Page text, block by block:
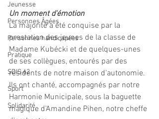
Jeunesse
Personnes Âgées
Personnes handicapées
Pratique
SDIS 62
Sport
Solidarité
Un moment d'émotion
La majorité a été conquise par la
prestation des jeunes de la classe de
Madame Kubécki et de quelques-unes
de ses collègues, entourés par des
résidents de notre maison d'autonomie.
Ils ont chanté, accompagnés par notre
Harmonie Municipale, sous la baguette
magique d'Amandine Pihen, notre cheffe